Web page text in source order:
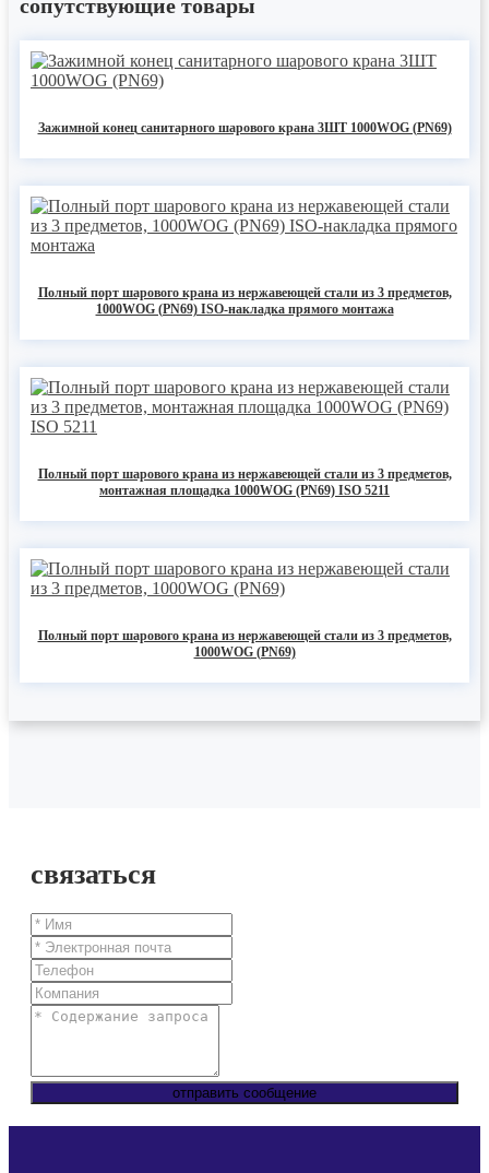
сопутствующие товары
Зажимной конец санитарного шарового крана 3ШТ 1000WOG (PN69)
Полный порт шарового крана из нержавеющей стали из 3 предметов,
1000WOG (PN69) ISO-накладка прямого монтажа
Полный порт шарового крана из нержавеющей стали из 3 предметов,
монтажная площадка 1000WOG (PN69) ISO 5211
Полный порт шарового крана из нержавеющей стали из 3 предметов,
1000WOG (PN69)
связаться
отправить сообщение